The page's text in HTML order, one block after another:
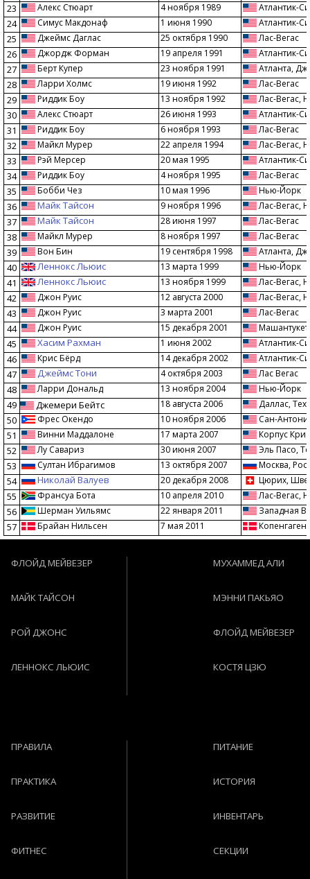
23 Алекс Стюарт 4 ноября 1989 Атлантик-
24 Симус Макдонаф 1 июня 1990 Атлантик-
25 Джеймс Даглас 25 октября 1990 Лас-Вегас
26 Джордж Форман 19 апреля 1991 Атлантик-
27 Берт Купер 23 ноября 1991 Атланта,
28 Ларри Холмс 19 июня 1992 Лас-Вегас
29 Риддик Боу 13 ноября 1992 Лас-Вегас,
30 Алекс Стюарт 26 июня 1993 Атлантик-
31 Риддик Боу 6 ноября 1993 Лас-Вегас
32 Майкл Мурер 22 апреля 1994 Лас-Вегас,
33 Рэй Мерсер 20 мая 1995 Атлантик-
34 Риддик Боу 4 ноября 1995 Лас-Вегас
35 Бобби Чез 10 мая 1996 Нью-Йорк
36 Майк Тайсон 9 ноября 1996 Лас-Вегас,
37 Майк Тайсон 28 июня 1997 Лас-Вегас
38 Майкл Мурер 8 ноября 1997 Лас-Вегас
39 Вон Бин 19 сентября 1998 Атланта,
40 Леннокс Льюис 13 марта 1999 Нью-Йорк
41 Леннокс Льюис 13 ноября 1999 Лас-Вегас,
42 Джон Руис 12 августа 2000 Лас-Вегас,
43 Джон Руис 3 марта 2001 Лас-Вегас
44 Джон Руис 15 декабря 2001
45 Хасим Рахман 1 июня 2002 Атлантик-
46 Крис Бёрд 14 декабря 2002 Атлантик-
47 Джеймс Тони 4 октября 2003 Лас Вегас
48 Ларри Дональд 13 ноября 2004 Нью-Йорк
49 Джемери Бейтс 18 августа 2006 Даллас,
50 Фрес Окендо 10 ноября 2006 Сан-
51 Винни Маддалоне 17 марта 2007 Корпус
52 Лу Савариз 30 июня 2007 Эль Пасо,
53 Султан Ибрагимов 13 октября 2007 Москва,
54 Николай Валуев 20 декабря 2008 Цюрих,
55 Франсуа Бота 10 апреля 2010 Лас-Вегас,
56 Шерман Уильямс 22 января 2011 Западная
57 Брайан Нильсен 7 мая 2011
ФЛОЙД МЕЙВЕЗЕР
МАЙК ТАЙСОН
РОЙ ДЖОНС
ЛЕННОКС ЛЬЮИС
МУХАММЕД АЛИ
МЭННИ ПАКЬЯО
ФЛОЙД МЕЙВЕЗЕР
КОСТЯ ЦЗЮ
ПРАВИЛА
ПРАКТИКА
РАЗВИТИЕ
ФИТНЕС
ПИТАНИЕ
ИСТОРИЯ
ИНВЕНТАРЬ
СЕКЦИИ